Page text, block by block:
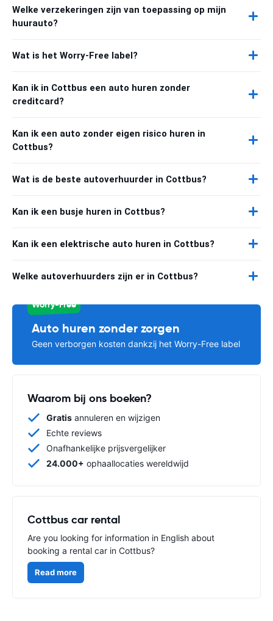
Welke verzekeringen zijn van toepassing op mijn
huurauto?
Wat is het Worry-Free label?
Kan ik in Cottbus een auto huren zonder
creditcard?
Kan ik een auto zonder eigen risico huren in
Cottbus?
Wat is de beste autoverhuurder in Cottbus?
Kan ik een busje huren in Cottbus?
Kan ik een elektrische auto huren in Cottbus?
Welke autoverhuurders zijn er in Cottbus?
Worry-Free
Auto huren zonder zorgen
Geen verborgen kosten dankzij het Worry-Free label
Waarom bij ons boeken?
Gratis annuleren en wijzigen
Echte reviews
Onafhankelijke prijsvergelijker
24.000+ ophaallocaties wereldwijd
Cottbus car rental
Are you looking for information in English about
booking a rental car in Cottbus?
Read more